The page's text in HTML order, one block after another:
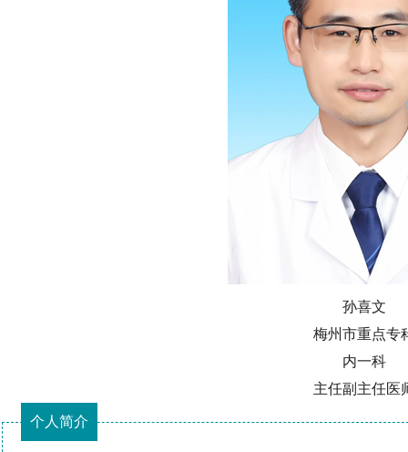
孙喜文
梅州市重点专
内一科
主任副主任医
个人简介